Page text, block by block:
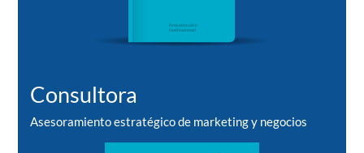
Consultora
Asesoramiento estratégico de marketing y negocios